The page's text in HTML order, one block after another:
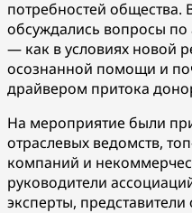
потребностей общества.
обсуждались вопросы
— как в условиях новой
осознанной помощи и
драйвером притока
На мероприятие были
отраслевых ведомств,
компаний и
руководители
эксперты,